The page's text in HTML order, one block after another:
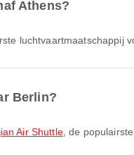
Athens?
luchtvaartmaatschappij
Berlin?
Air Shuttle, de